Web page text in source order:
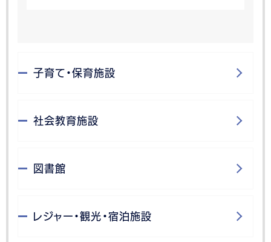
子育て・保育施設
社会教育施設
図書館
レジャー・観光・宿泊施設